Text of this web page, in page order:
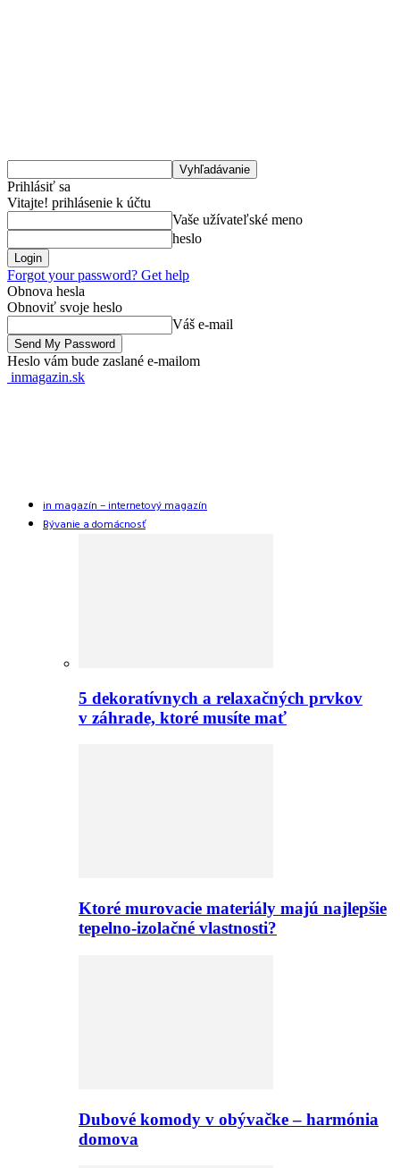
Prihlásiť sa
Vitajte! prihlásenie k účtu
Vaše užívateľské meno
heslo
Forgot your password? Get help
Obnova hesla
Obnoviť svoje heslo
Váš e-mail
Heslo vám bude zaslané e-mailom
inmagazin.sk
in magazín – internetový magazín
Bývanie a domácnosť
5 dekoratívnych a relaxačných prvkov
v záhrade, ktoré musíte mať
Ktoré murovacie materiály majú najlepšie
tepelno-izolačné vlastnosti?
Dubové komody v obývačke – harmónia
domova